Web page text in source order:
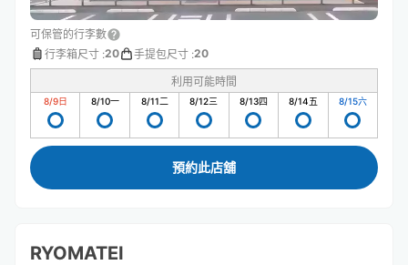
可保管的行李數
行李箱尺寸 :20 手提包尺寸 :20
利用可能時間
8/9日 8/10一 8/11二 8/12三 8/13四 8/14五 8/15六
預約此店舖
RYOMATEI